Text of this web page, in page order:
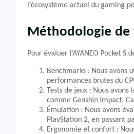
l’écosystème actuel du gaming
Méthodologie de
Pour évaluer l’AYANEO Pocket
Benchmarks : Nous avons
performances brutes du
Tests de jeux : Nous
comme Genshin Impact,
Émulation : Nous avons
PlayStation 2, en passant
Ergonomie et confort :